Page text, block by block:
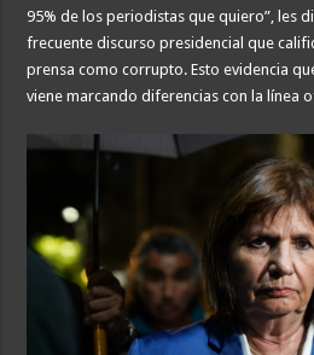
95% de los periodistas que quiero”, les
frecuente discurso presidencial que
prensa como corrupto. Esto evidencia
viene marcando diferencias con la línea